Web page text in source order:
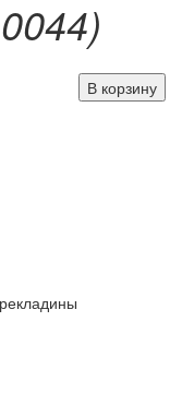
В корзину